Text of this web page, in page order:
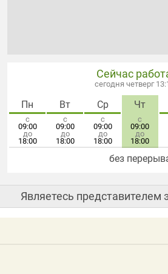
Сейчас
сегодня четверг
Пн
с
09:00
до
18:00
Вт
с
09:00
до
18:00
Ср
с
09:00
до
18:00
Чт
с
09:00
до
18:00
без
Являетесь представителем